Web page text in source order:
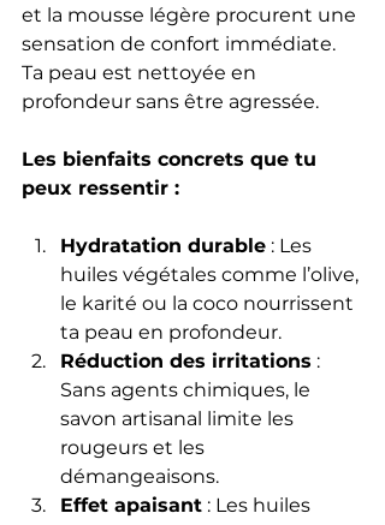
et la mousse légère procurent une
sensation de confort immédiate.
Ta peau est nettoyée en
profondeur sans être agressée.
Les bienfaits concrets que tu
peux ressentir :
Hydratation durable : Les
huiles végétales comme l’olive,
le karité ou la coco nourrissent
ta peau en profondeur.
Réduction des irritations :
Sans agents chimiques, le
savon artisanal limite les
rougeurs et les
démangeaisons.
Effet apaisant : Les huiles